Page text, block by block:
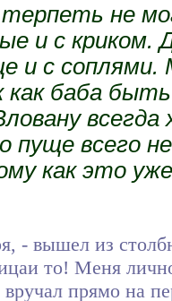
не
и с
и с
баба
пуще всего
как это
- вышел из
то! Меня
вручал прямо на